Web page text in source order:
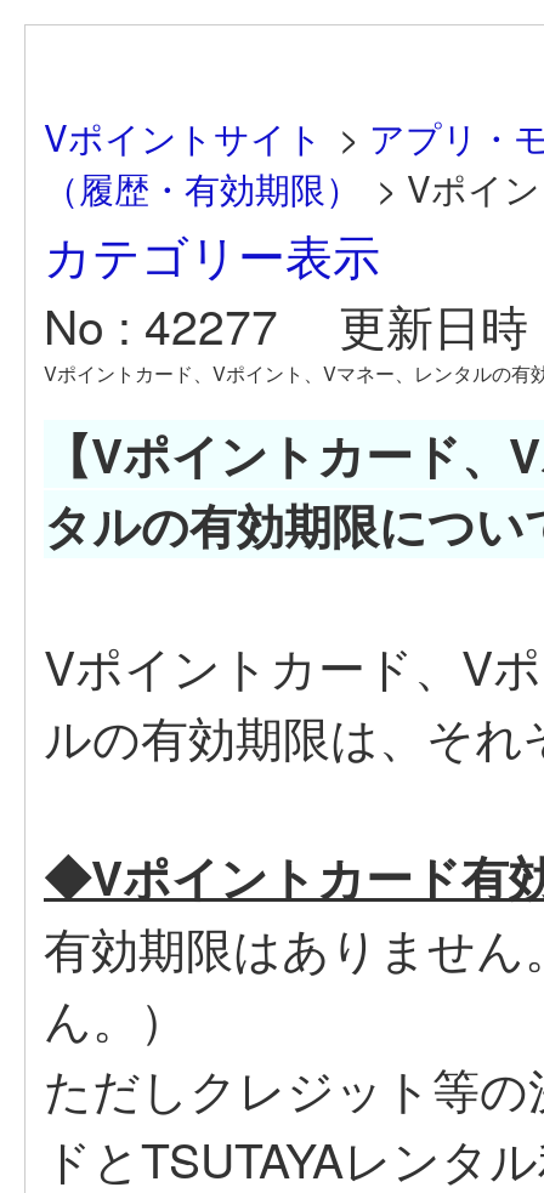
Vポイントサイト > アプリ・
（履歴・有効期限）
> Vポイ
カテゴリー表示
No : 42277
更新日
Vポイントカード、Vポイント、Vマネー、レンタルの有
【Vポイントカード
タルの有効期限につい
Vポイントカード、V
ルの有効期限は、そ
◆Vポイントカード有
有効期限はありませ
ん。）
ただしクレジット等
ドとTSUTAYAレンタ